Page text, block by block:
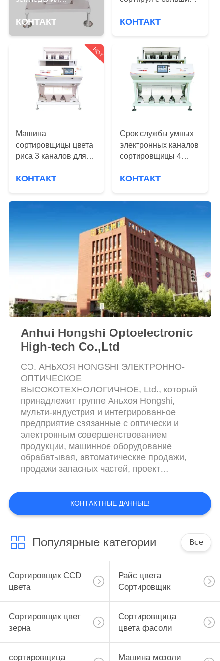
КАЧЕСТВА
СВЯЖИТЕСЬ
СПРОСИТЕ
ЦИТАТУ
КАРТА
САЙТА
PRIVACY
высокоскоростной
машины
небольшое
КОНТАКТ КОНТАКТ
HOT
Машина
сортировщицы цвета
риса 3 каналов для
проваренное слегка
КОНТАКТ
Срок службы умных
электронных каналов
сортировщицы 4
КОНТАКТ
Anhui Hongshi Optoelectronic
High-tech Co.,Ltd
CO. АНЬХОЯ HONGSHI ЭЛЕКТРОННО-
ОПТИЧЕСКОЕ
ВЫСОКОТЕХНОЛОГИЧНОЕ, Ltd., который
принадлежит группе Аньхоя Hongshi,
мульти-индустрия и интегрированное
предприятие связанные с оптически и
электронным совершенствованием
продукции, машинное оборудование
обрабатывая, автоматические продажи,
продажи запасных частей, проект
массовой информации. Наша компания
расположенная в промышленной зоне
Hefei Baohe, проинвестировала RMB 8,
квадратными метрами современными и
стандартной мастерской изготовления и
исследовательским центром в 4000 ...
КОНТАКТНЫЕ ДАННЫЕ!
Популярные категории Все
Сортировщик CCD
цвета
Райс цвета
Сортировщик
Сортировщик цвет
зерна
Сортировщица
цвета фасоли
сортировщица Машина мозоли